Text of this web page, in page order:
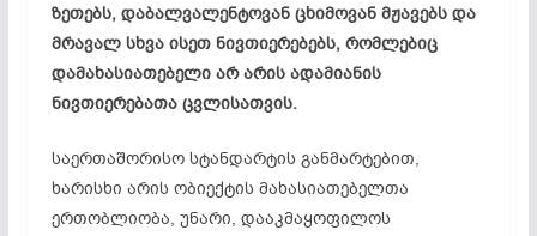
ზეთებს, დაბალვალენტოვან ცხიმოვან მჟავებს და
მრავალ სხვა ისეთ ნივთიერებებს, რომლებიც
დამახასიათებელი არ არის ადამიანის
ნივთიერებათა ცვლისათვის.
საერთაშორისო სტანდარტის განმარტებით,
ხარისხი არის ობიექტის მახასიათებელთა
ერთობლიობა, უნარი, დააკმაყოფილოს